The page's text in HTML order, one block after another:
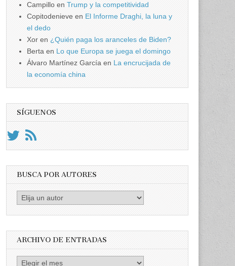
Campillo enTrump y la competitividad
Copitodenieve en El Informe Draghi, la luna y
el dedo
Xor en ¿Quién paga los aranceles de Biden?
Berta en Lo que Europa se juega el domingo
Álvaro Martínez García en La encrucijada de
la economía china
SÍGUENOS
BUSCA POR AUTORES
Busca
por
ARCHIVO DE ENTRADAS
Archivo